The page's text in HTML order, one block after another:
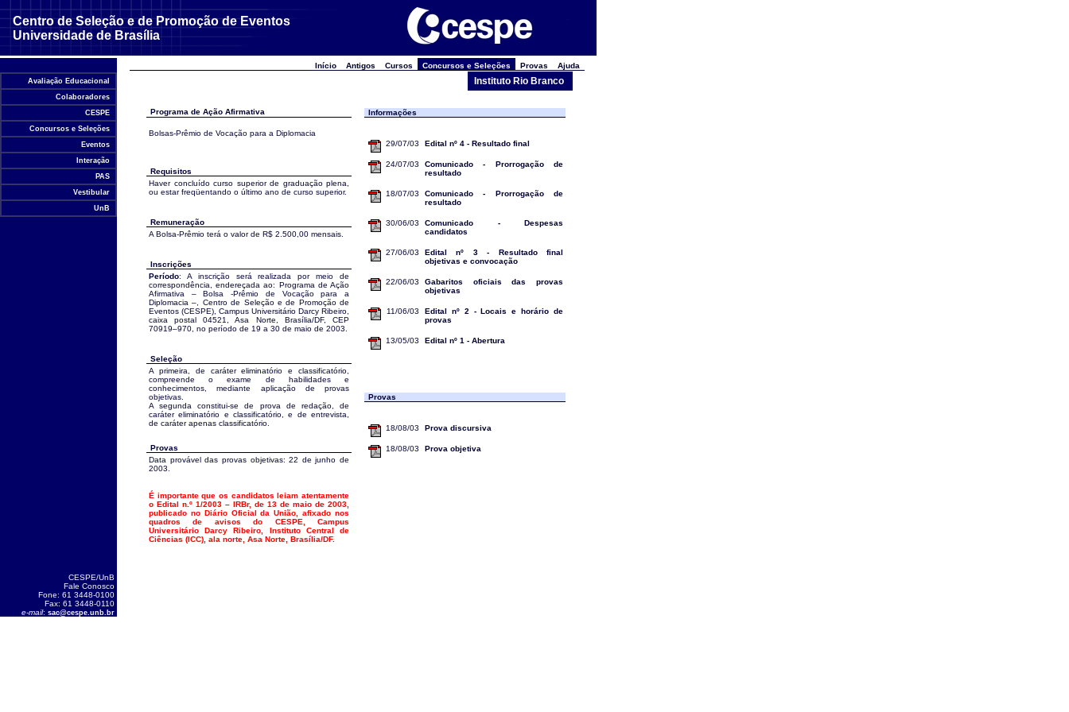
Centro de Seleção e de Promoção de Eventos
Universidade de Brasília
Avaliação Educacional
Colaboradores
CESPE
Concursos e Seleções
Eventos
Interação
PAS
Vestibular
UnB
Início Antigos Cursos Concursos e Seleções Provas Ajuda
Instituto Rio Branco
Programa de Ação Afirmativa
Bolsas-Prêmio de Vocação para a Diplomacia
Requisitos
Haver concluído curso superior de graduação plena,
ou estar freqüentando o último ano de curso superior.
Remuneração
A Bolsa-Prêmio terá o valor de R$ 2.500,00 mensais.
Inscrições
Período: A inscrição será realizada por meio de
correspondência, endereçada ao: Programa de Ação
Afirmativa – Bolsa -Prêmio de Vocação para a
Diplomacia –, Centro de Seleção e de Promoção de
Eventos (CESPE), Campus Universitário Darcy Ribeiro,
caixa postal 04521, Asa Norte, Brasília/DF, CEP
70919–970, no período de 19 a 30 de maio de 2003.
Seleção
A primeira, de caráter eliminatório e classificatório,
compreende o exame de habilidades e
conhecimentos, mediante aplicação de provas
objetivas.
A segunda constitui-se de prova de redação, de
caráter eliminatório e classificatório, e de entrevista,
de caráter apenas classificatório.
Provas
Data provável das provas objetivas: 22 de junho de
2003.
É importante que os candidatos leiam atentamente
o Edital n.º 1/2003 – IRBr, de 13 de maio de 2003,
publicado no Diário Oficial da União, afixado nos
quadros de avisos do CESPE, Campus
Universitário Darcy Ribeiro, Instituto Central de
Ciências (ICC), ala norte, Asa Norte, Brasília/DF.
Informações
29/07/03 Edital nº 4 - Resultado final
24/07/03
Comunicado - Prorrogação de
resultado
18/07/03
Comunicado - Prorrogação de
resultado
30/06/03
Comunicado - Despesas
candidatos
27/06/03
Edital nº 3 - Resultado final
objetivas e convocação
22/06/03
Gabaritos oficiais das provas
objetivas
11/06/03
Edital nº 2 - Locais e horário de
provas
13/05/03 Edital nº 1 - Abertura
Provas
18/08/03 Prova discursiva
18/08/03 Prova objetiva
CESPE/UnB
Fale Conosco
Fone: 61 3448-0100
Fax: 61 3448-0110
e-mail: sac@cespe.unb.br